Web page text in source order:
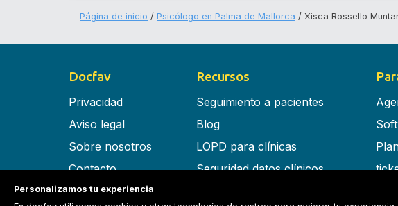
Página de inicio Psicólogo en Palma de Mallorca Xisca Rossello
Docfav
Privacidad
Aviso legal
Sobre nosotros
Contacto
Términos y condiciones
Recursos
Seguimiento a pacientes
Blog
LOPD para clínicas
Seguridad datos clínicos
Personalizamos tu experiencia